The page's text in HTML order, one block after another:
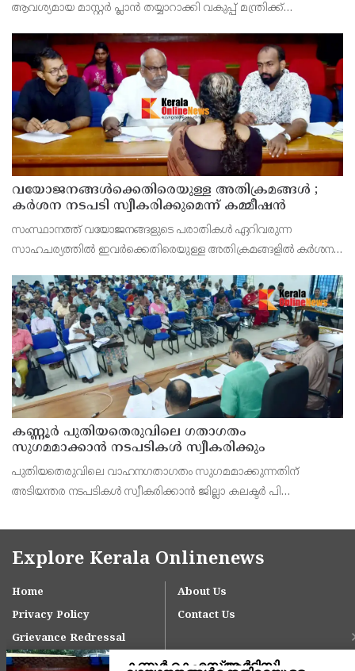
ആവശ്യമായ മാസ്റ്റർ പ്ലാൻ തയ്യാറാക്കി വകുപ്പ് മന്ത്രിക്ക്
ഡിപ്പോയ്ക്ക് നാല് ഏക്കറിൽ അധികം വരുന്ന സ്ഥലമുണ്ട്
വയോജനങ്ങൾക്കെതിരെയുള്ള അതിക്രമങ്ങൾ ;
കർശന നടപടി സ്വീകരിക്കുമെന്ന് കമ്മീഷൻ
സംസ്ഥാനത്ത് വയോജനങ്ങളുടെ പരാതികൾ ഏറിവരുന്ന
സാഹചര്യത്തിൽ ഇവർക്കെതിരെയുള്ള അതിക്രമങ്ങളിൽ കർശന
കെ. സോമപ്രസാദ്.
കണ്ണൂർ പുതിയതെരുവിലെ ഗതാഗതം
സുഗമമാക്കാന്‍ നടപടികള്‍ സ്വീകരിക്കും
പുതിയതെരുവിലെ വാഹനഗതാഗതം സുഗമമാക്കുന്നതിന്
അടിയന്തര നടപടികള്‍ സ്വീകരിക്കാന്‍ ജില്ലാ കലക്ടര്‍ പി
Explore Kerala Onlinenews
Home
About Us
Privacy Policy
Contact Us
Grievance Redressal